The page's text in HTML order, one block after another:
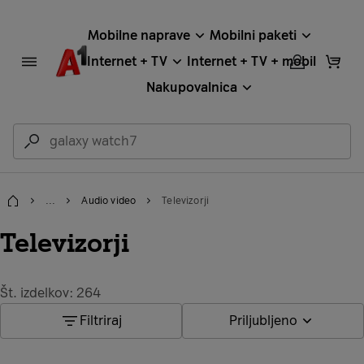
Mobilne naprave
Mobilni paketi
Internet + TV
Internet + TV + mobil
Nakupovalnica
Domov
... Audio video Televizorji
Televizorji
Št. izdelkov: 264
Filtriraj
Priljubljeno